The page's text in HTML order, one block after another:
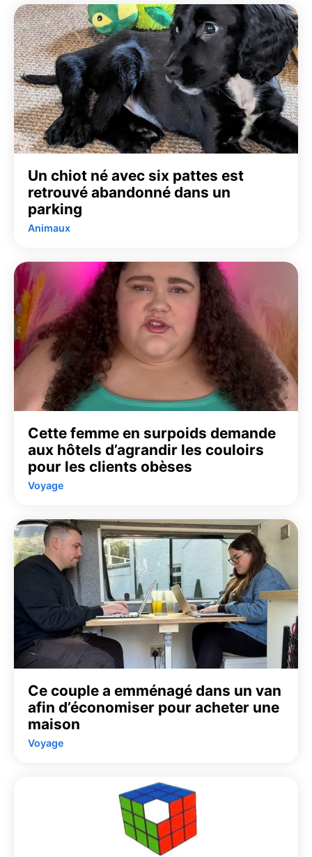
Un chiot né avec six pattes est
retrouvé abandonné dans un
parking
Animaux
Cette femme en surpoids demande
aux hôtels d’agrandir les couloirs
pour les clients obèses
Voyage
Ce couple a emménagé dans un van
afin d’économiser pour acheter une
maison
Voyage